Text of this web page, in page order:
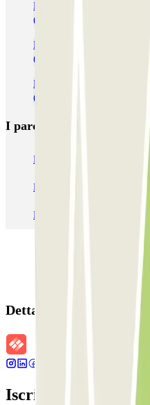
Parcheggi vicino al
(MAD)
Parcheggi vicino al
(MAD)
Parcheggi vicino al
(MAD)
I parcheggi
Parcheggio Venezia
Parcheggio Roma
Parcheggio Malpensa
Dettagli della
Iscriviti alla nostra